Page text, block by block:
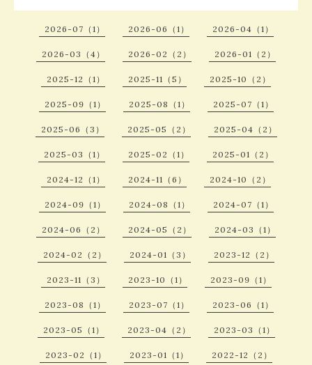
2026-07（1） 2026-06（1） 2026-04（1）
2026-03（4） 2026-02（2） 2026-01（2）
2025-12（1） 2025-11（5） 2025-10（2）
2025-09（1） 2025-08（1） 2025-07（1）
2025-06（3） 2025-05（2） 2025-04（2）
2025-03（1） 2025-02（1） 2025-01（2）
2024-12（1） 2024-11（6） 2024-10（2）
2024-09（1） 2024-08（1） 2024-07（1）
2024-06（2） 2024-05（2） 2024-03（1）
2024-02（2） 2024-01（3） 2023-12（2）
2023-11（3） 2023-10（1） 2023-09（1）
2023-08（1） 2023-07（1） 2023-06（1）
2023-05（1） 2023-04（2） 2023-03（1）
2023-02（1） 2023-01（1） 2022-12（2）